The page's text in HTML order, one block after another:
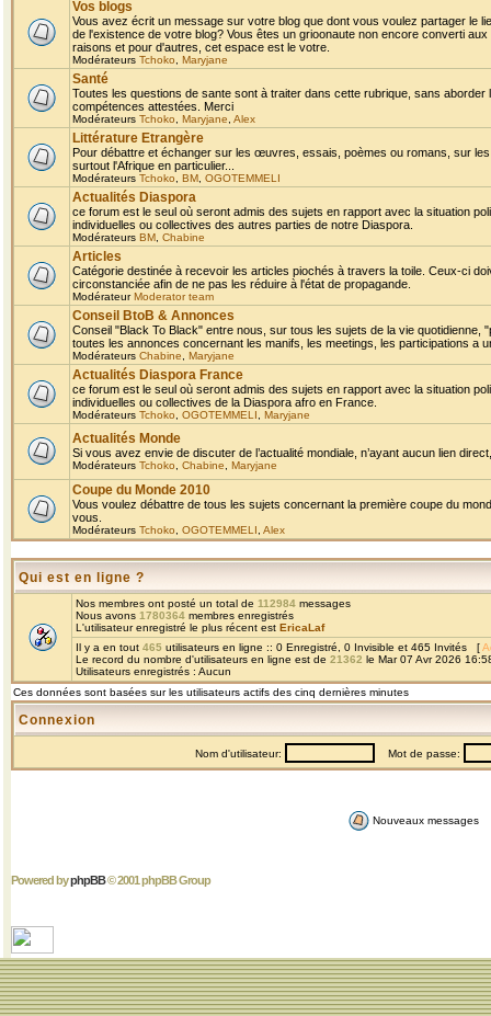
Vos blogs
Vous avez écrit un message sur votre blog que dont vous voulez partager le
de l'existence de votre blog? Vous êtes un grioonaute non encore converti
raisons et pour d'autres, cet espace est le votre.
Modérateurs Tchoko Maryjane
Santé
Toutes les questions de sante sont à traiter dans cette rubrique, sans
compétences attestées. Merci
Modérateurs Tchoko Maryjane Alex
Littérature Etrangère
Pour débattre et échanger sur les œuvres, essais, poèmes ou romans, sur
surtout l'Afrique en particulier...
Modérateurs Tchoko BM OGOTEMMELI
Actualités Diaspora
ce forum est le seul où seront admis des sujets en rapport avec la situation
individuelles ou collectives des autres parties de notre Diaspora.
Modérateurs BM Chabine
Articles
Catégorie destinée à recevoir les articles piochés à travers la toile. Ceux-ci
circonstanciée afin de ne pas les réduire à l'état de propagande.
ModérateurModerator team
Conseil BtoB & Annonces
Conseil "Black To Black" entre nous, sur tous les sujets de la vie
toutes les annonces concernant les manifs, les meetings, les participations a
Modérateurs Chabine Maryjane
Actualités Diaspora France
ce forum est le seul où seront admis des sujets en rapport avec la situation
individuelles ou collectives de la Diaspora afro en France.
Modérateurs Tchoko OGOTEMMELI Maryjane
Actualités Monde
Si vous avez envie de discuter de l’actualité mondiale, n’ayant aucun lien
Modérateurs Tchoko Chabine Maryjane
Coupe du Monde 2010
Vous voulez débattre de tous les sujets concernant la première coupe du
vous.
Modérateurs Tchoko OGOTEMMELI Alex
Qui est en ligne ?
Nos membres ont posté un total de 112984 messages
Nous avons 1780364 membres enregistrés
L'utilisateur enregistré le plus récent est EricaLaf
Il y a en tout 465 utilisateurs en ligne :: 0 Enregistré, 0 Invisible et 465 Invités [
Le record du nombre d'utilisateurs en ligne est de 21362 le Mar 07 Avr 2026
Utilisateurs enregistrés : Aucun
Ces données sont basées sur les utilisateurs actifs des cinq dernières minutes
Connexion
Nom d'utilisateur: Mot de passe:
Nouveaux messages
Powered byphpBB© 2001 phpBB Group